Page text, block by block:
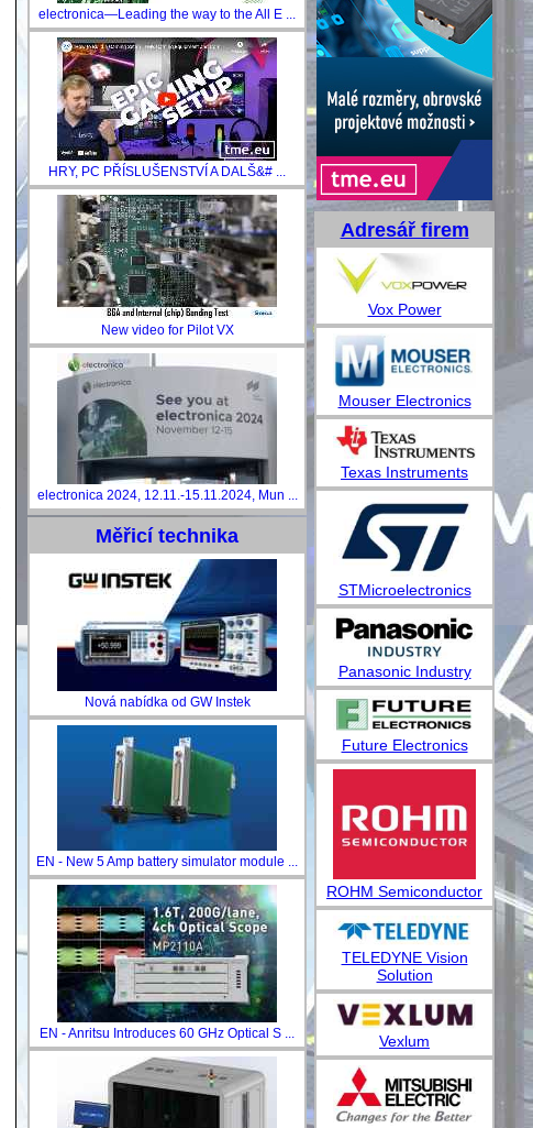
electronica—Leading the way to the All E ...
HRY, PC PŘÍSLUŠENSTVÍ A DALŠ&# ...
New video for Pilot VX
electronica 2024, 12.11.-15.11.2024, Mun ...
Měřicí technika
Nová nabídka od GW Instek
EN - New 5 Amp battery simulator module ...
EN - Anritsu Introduces 60 GHz Optical S ...
Adresář firem
Vox Power
Mouser Electronics
Texas Instruments
STMicroelectronics
Panasonic Industry
Future Electronics
ROHM Semiconductor
TELEDYNE Vision
Solution
Vexlum